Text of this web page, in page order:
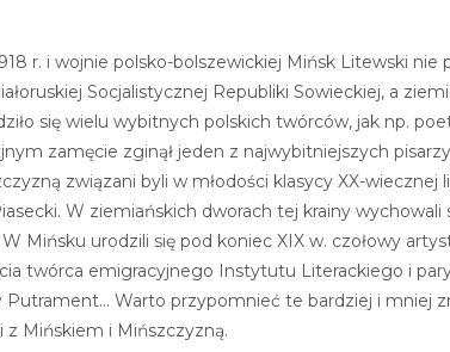
r. i wojnie polsko-bolszewickiej Mińsk Litewski nie
Socjalistycznej Republiki Sowieckiej, a
się wielu wybitnych polskich twórców, jak np.
zamęcie zginął jeden z najwybitniejszych
związani byli w młodości klasycy XX-wiecznej
W ziemiańskich dworach tej krainy
Mińsku urodzili się pod koniec XIX w. czołowy
twórca emigracyjnego Instytutu Literackiego i
Warto przypomnieć te bardziej i mniej
Mińskiem i Mińszczyzną.